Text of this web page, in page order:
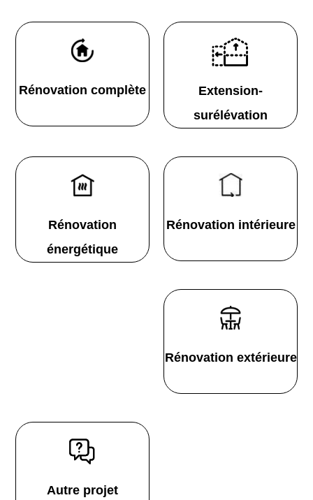
Rénovation complète
Extension-
surélévation
Rénovation
énergétique
Rénovation intérieure
Rénovation extérieure
Autre projet